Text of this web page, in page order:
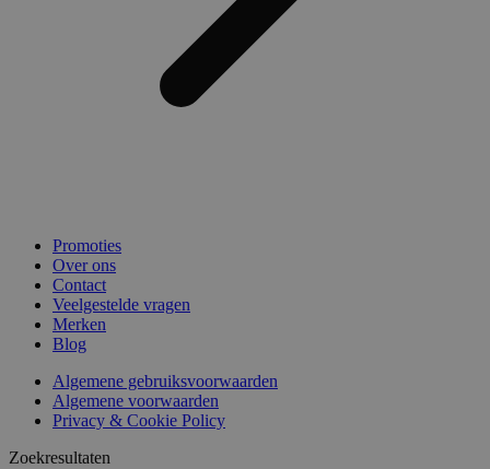
Promoties
Over ons
Contact
Veelgestelde vragen
Merken
Blog
Algemene gebruiksvoorwaarden
Algemene voorwaarden
Privacy & Cookie Policy
Zoekresultaten